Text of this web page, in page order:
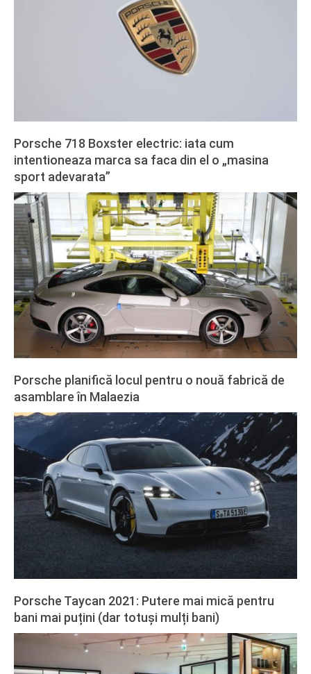
Porsche 718 Boxster electric: iata cum
intentioneaza marca sa faca din el o „masina
sport adevarata”
2024-
02-
27
Porsche planifică locul pentru o nouă fabrică de
asamblare în Malaezia
2022-
02-
27
Porsche Taycan 2021: Putere mai mică pentru
bani mai puțini (dar totuși mulți bani)
2022-
27